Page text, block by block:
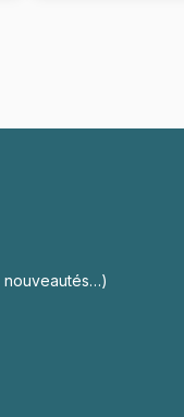
nouveautés…)